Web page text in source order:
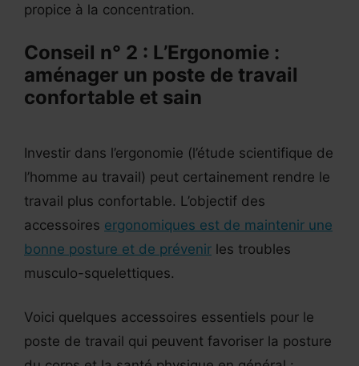
propice à la concentration.
Conseil n° 2 : L’Ergonomie :
aménager un poste de travail
confortable et sain
Investir dans l’ergonomie (l’étude scientifique de
l’homme au travail) peut certainement rendre le
travail plus confortable. L’objectif des
accessoires ergonomiques est de maintenir une
bonne posture et de prévenir les troubles
musculo-squelettiques.
Voici quelques accessoires essentiels pour le
poste de travail qui peuvent favoriser la posture